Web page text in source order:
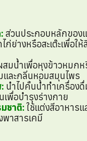
ส่วนประกอบหลักของ
ก่ย่างหรือสะเต๊ะเพื่อใ
สมน้ำเพื่อหุงข้าวหมกห
และกลิ่นหอมสมุนไพร
นำไปคั้นน้ำทำเครื่อง
เพื่อบำรุงร่างกาย
ชาติ:ใช้แต่งสีอาหารแ
พาสารเคมี